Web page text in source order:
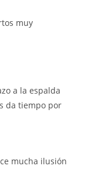
muy
a la espalda
da tiempo por
mucha ilusión